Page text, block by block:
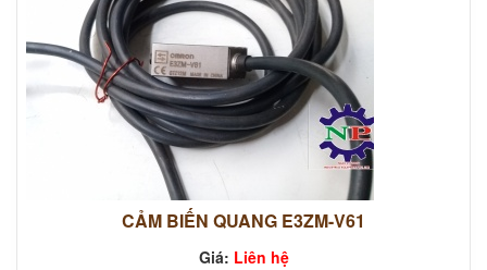
CẢM BIẾN QUANG E3ZM-V61
Giá: Liên hệ